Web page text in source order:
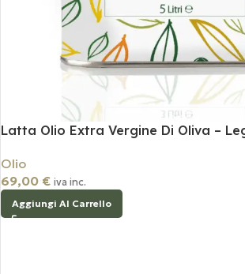
Latta Olio Extra Vergine Di Oliva –
Olio
69,00 € iva inc.
Aggiungi Al Carrello